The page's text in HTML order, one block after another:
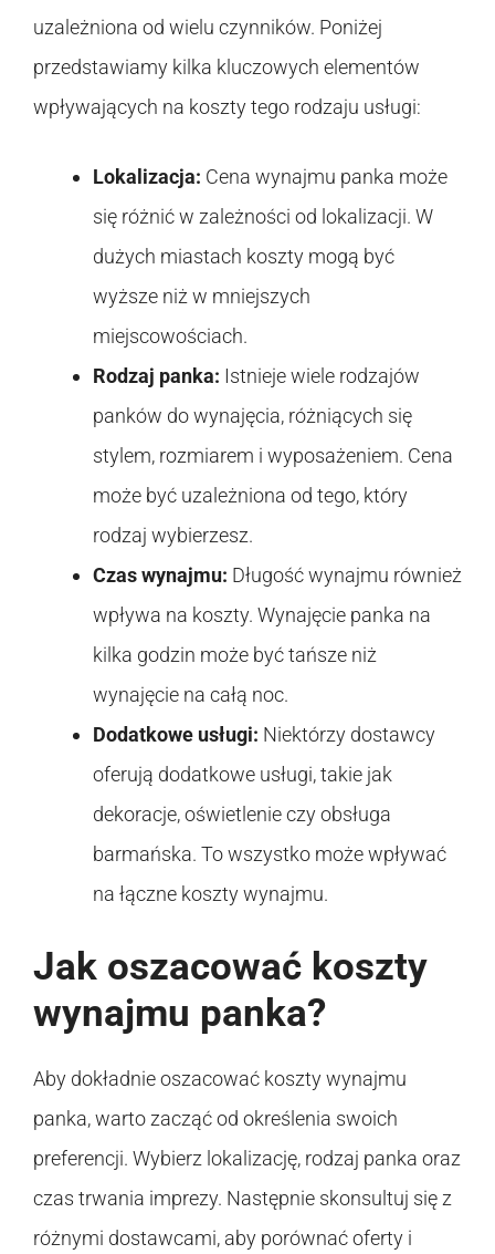
uzależniona od wielu czynników. Poniżej
przedstawiamy kilka kluczowych elementów
wpływających na koszty tego rodzaju usługi:
Lokalizacja: Cena wynajmu panka może
się różnić w zależności od lokalizacji. W
dużych miastach koszty mogą być
wyższe niż w mniejszych
miejscowościach.
Rodzaj panka: Istnieje wiele rodzajów
panków do wynajęcia, różniących się
stylem, rozmiarem i wyposażeniem. Cena
może być uzależniona od tego, który
rodzaj wybierzesz.
Czas wynajmu: Długość wynajmu również
wpływa na koszty. Wynajęcie panka na
kilka godzin może być tańsze niż
wynajęcie na całą noc.
Dodatkowe usługi: Niektórzy dostawcy
oferują dodatkowe usługi, takie jak
dekoracje, oświetlenie czy obsługa
barmańska. To wszystko może wpływać
na łączne koszty wynajmu.
Jak oszacować koszty
wynajmu panka?
Aby dokładnie oszacować koszty wynajmu
panka, warto zacząć od określenia swoich
preferencji. Wybierz lokalizację, rodzaj panka oraz
czas trwania imprezy. Następnie skonsultuj się z
różnymi dostawcami, aby porównać oferty i